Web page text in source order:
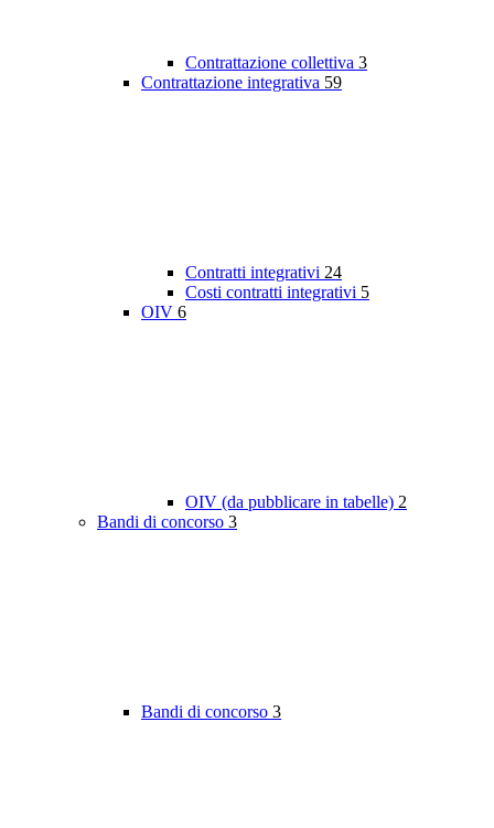
Contrattazione collettiva 3
Contrattazione integrativa 59
Contratti integrativi 24
Costi contratti integrativi 5
OIV 6
OIV (da pubblicare in tabelle) 2
Bandi di concorso 3
Bandi di concorso 3